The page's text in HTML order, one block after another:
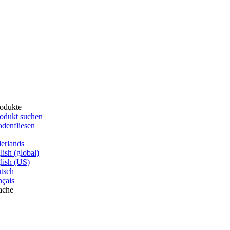
(global)
(US)
suchen